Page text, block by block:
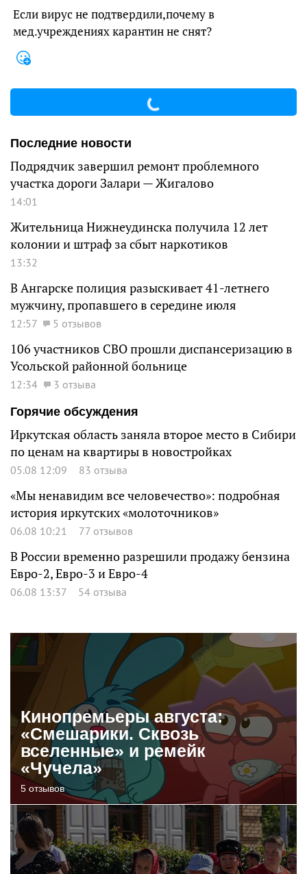
Если вирус не подтвердили,почему в
мед.учреждениях карантин не снят?
Последние новости
Подрядчик завершил ремонт проблемного
участка дороги Залари — Жигалово
14:01
Жительница Нижнеудинска получила 12 лет
колонии и штраф за сбыт наркотиков
13:32
В Ангарске полиция разыскивает 41-летнего
мужчину, пропавшего в середине июля
12:57 5 отзывов
106 участников СВО прошли диспансеризацию в
Усольской районной больнице
12:34
3 отзыва
Горячие обсуждения
Иркутская область заняла второе место в Сибири
по ценам на квартиры в новостройках
05.08 12:09 83 отзыва
«Мы ненавидим все человечество»: подробная
история иркутских «молоточников»
06.08 10:21 77 отзывов
В России временно разрешили продажу бензина
Евро-2, Евро-3 и Евро-4
06.08 13:37 54 отзыва
Кинопремьеры августа:
«Смешарики. Сквозь
вселенные» и ремейк
«Чучела»
5 отзывов